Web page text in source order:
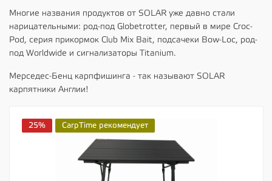
Многие названия продуктов от SOLAR уже давно стали
нарицательными: род-под Globetrotter, первый в мире Croc-
Pod, серия прикормок Club Mix Bait, подсачеки Bow-Loc, род-
под Worldwide и сигнализаторы Titanium.
Мерседес-Бенц карпфишинга - так называют SOLAR
карпятники Англии!
25% CarpTime рекомендует